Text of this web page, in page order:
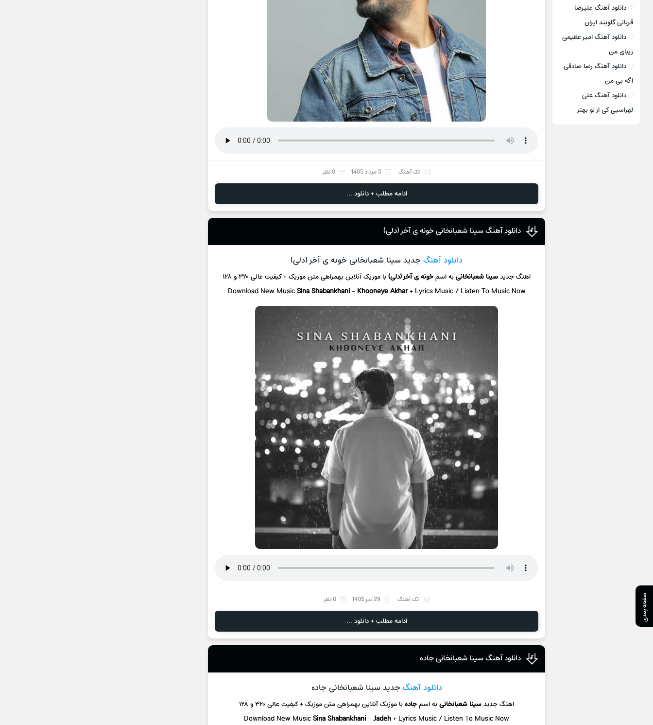
تک آهنگ 5 مرداد 1405 0 نظر
ادامه مطلب + دانلود ...
دانلود آهنگ سینا شعبانخانی خونه ی آخر (دلی)
دانلود آهنگجدید سینا شعبانخانی خونه ی آخر (دلی)
اهنگ جدیدسینا شعبانخانیبه اسمخونه ی آخر (دلی)با موزیک آنلاینبهمراهی متن موزیک + کیفیت عالی ۳۲۰ و ۱۲۸
Download New MusicSina Shabankhani–Khooneye Akhar+ Lyrics Music / Listen To Music Now
تک آهنگ 29 تیر 1405 0 نظر
ادامه مطلب + دانلود ...
دانلود آهنگ سینا شعبانخانی جاده
دانلود آهنگ جدید سینا شعبانخانی جاده
اهنگ جدیدسینا شعبانخانیبه اسمجادهبا موزیک آنلاینبهمراهی متن موزیک + کیفیت عالی ۳۲۰ و ۱۲۸
Download New MusicSina Shabankhani–Jadeh+ Lyrics Music / Listen To Music Now
صفحه بعدی
دانلود آهنگ علیرضا
قربانی گلوبند ایران
دانلود آهنگ امیر عظیمی
زیبای من
دانلود آهنگ رضا صادقی
اگه بی من
دانلود آهنگ علی
لهراسبی کی از تو ‌بهتر